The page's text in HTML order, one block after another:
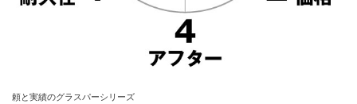
信頼と実績のグラスパーシリーズ